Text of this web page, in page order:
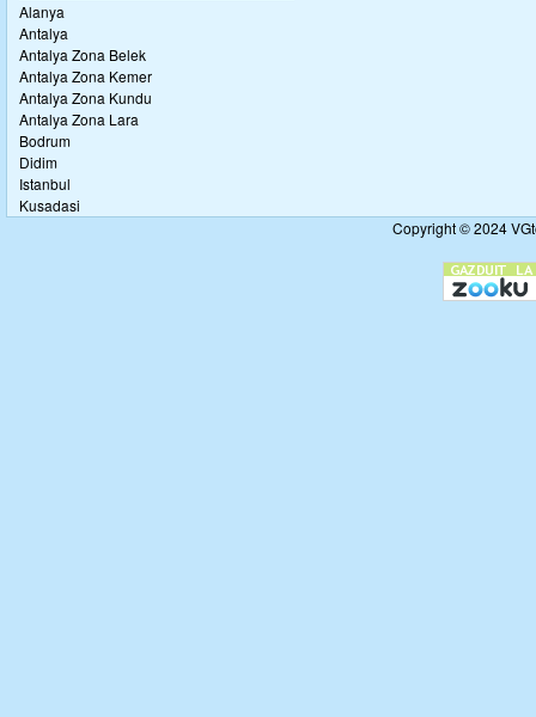
Alanya
Antalya
Antalya Zona Belek
Antalya Zona Kemer
Antalya Zona Kundu
Antalya Zona Lara
Bodrum
Didim
Istanbul
Kusadasi
Copyright © 2024